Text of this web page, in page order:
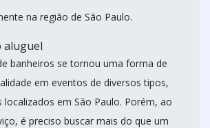
na região de São Paulo.
aluguel
banheiros se tornou uma forma de
em eventos de diversos tipos,
localizados em São Paulo. Porém, ao
é preciso buscar mais do que um